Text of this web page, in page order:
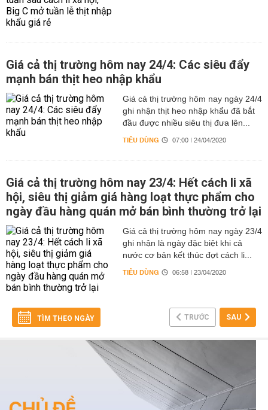
Giá cả thị trường hôm nay 24/4: Các siêu đẩy
mạnh bán thịt heo nhập khẩu
Giá cả thị trường hôm nay ngày 24/4
ghi nhận thịt heo nhập khẩu đã bắt
đầu được nhiều siêu thị đưa lên...
TIÊU DÙNG 07:00 | 24/04/2020
Giá cả thị trường hôm nay 23/4: Hết cách li xã
hội, siêu thị giảm giá hàng loạt thực phẩm cho
ngày đầu hàng quán mở bán bình thường trở lại
Giá cả thị trường hôm nay ngày 23/4
ghi nhận là ngày đặc biệt khi cả
nước cơ bản kết thúc đợt cách li...
TIÊU DÙNG 06:58 | 23/04/2020
TÌM THEO NGÀY TRƯỚC SAU